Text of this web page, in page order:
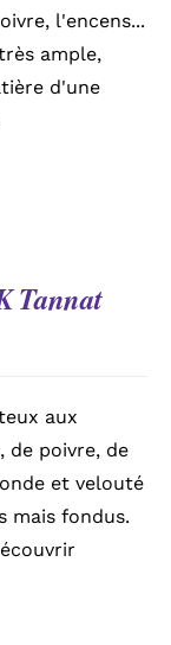
l'encens...
ample,
d'une
Tannat
aux
de poivre, de
et velouté
mais fondus.